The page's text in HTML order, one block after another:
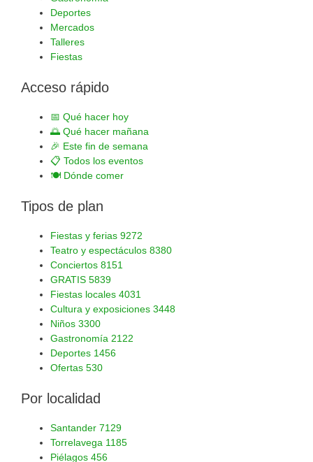
Deportes
Mercados
Talleres
Fiestas
Acceso rápido
📅 Qué hacer hoy
🌅 Qué hacer mañana
🎉 Este fin de semana
📋 Todos los eventos
🍽️ Dónde comer
Tipos de plan
Fiestas y ferias 9272
Teatro y espectáculos 8380
Conciertos 8151
GRATIS 5839
Fiestas locales 4031
Cultura y exposiciones 3448
Niños 3300
Gastronomía 2122
Deportes 1456
Ofertas 530
Por localidad
Santander 7129
Torrelavega 1185
Piélagos 456